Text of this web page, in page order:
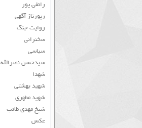
رائفی پور
رپورتاژ آگهی
روایت جنگ
سخنرانی
سیاسی
سیدحسن نصرالله
شهدا
شهید بهشتی
شهید مطهری
شیخ مهدی طائب
عکس